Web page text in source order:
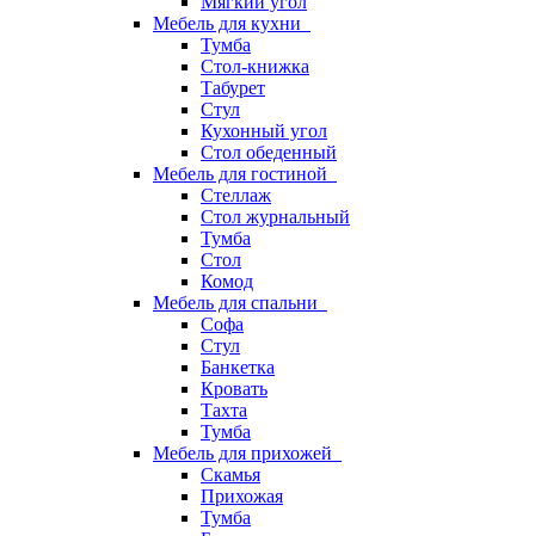
Мебель для кухни
Тумба
Стол-книжка
Табурет
Стул
Кухонный угол
Стол обеденный
Мебель для гостиной
Стеллаж
Стол журнальный
Тумба
Стол
Комод
Мебель для спальни
Софа
Стул
Банкетка
Кровать
Тахта
Тумба
Мебель для прихожей
Скамья
Прихожая
Тумба